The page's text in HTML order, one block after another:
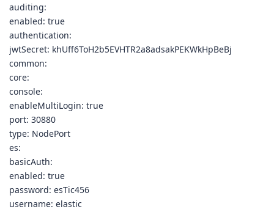
auditing:
enabled: true
authentication:
jwtSecret: khUff6ToH2b5EVHTR2a8adsakPEKWkHpBeBj
common:
core:
console:
enableMultiLogin: true
port: 30880
type: NodePort
es:
basicAuth:
enabled: true
password: esTic456
username: elastic